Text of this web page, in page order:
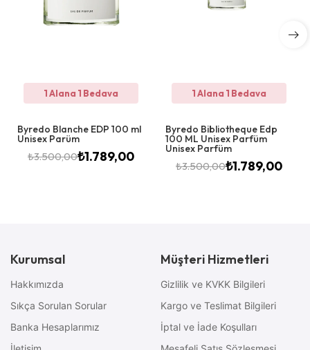
1 Alana 1 Bedava
Byredo Blanche EDP 100 ml
Unisex Parüm
₺3.500,00₺1.789,00
1 Alana 1 Bedava
Byredo Bibliotheque Edp
100 ML Unisex Parfüm
Unisex Parfüm
₺3.500,00₺1.789,00
Kurumsal
Hakkımızda
Sıkça Sorulan Sorular
Banka Hesaplarımız
Müşteri Hizmetleri
Gizlilik ve KVKK Bilgileri
Kargo ve Teslimat Bilgileri
İptal ve İade Koşulları